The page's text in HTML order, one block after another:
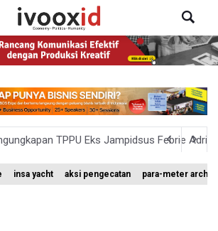
TPPU Eks Jampidsus Febrie
Periksa Febrie Adransayah sebagai
Pemprov Kalimantan Barat Tinjau Kembali
insa yacht aksi pengecatan para-meter